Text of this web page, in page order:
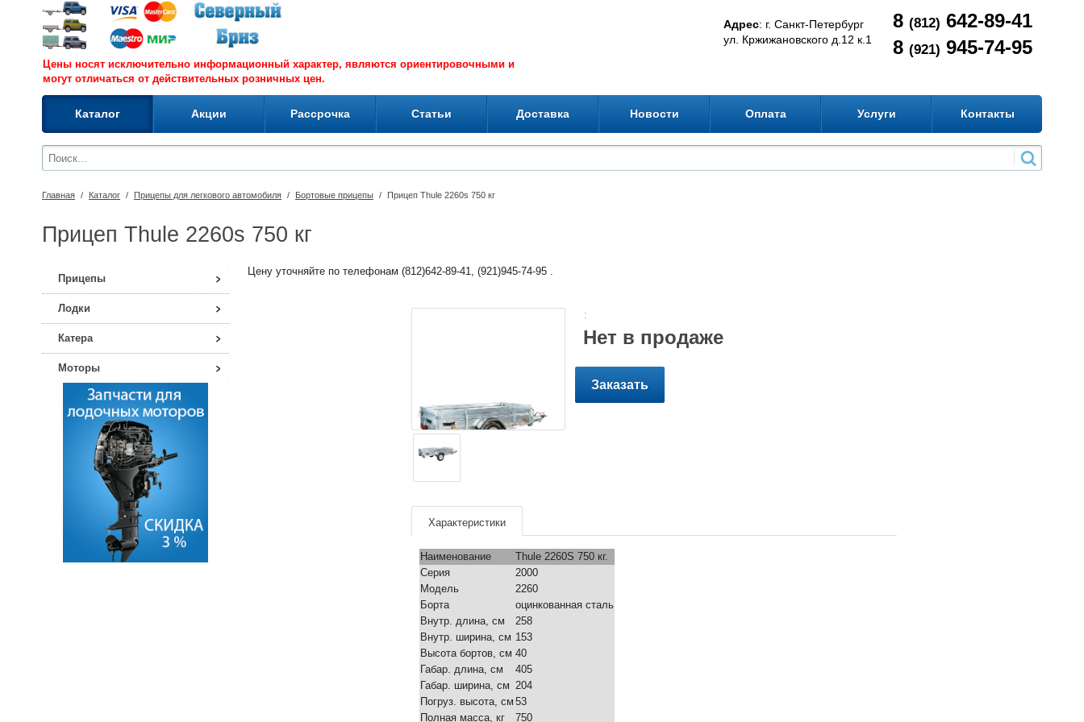
Цены носят исключительно информационный характер, являются ориентировочными и
могут отличаться от действительных розничных цен.
Адрес: г. Санкт-Петербург
ул. Кржижановского д.12 к.1
8 (812) 642-89-41
8 (921) 945-74-95
Каталог Акции Рассрочка Статьи Доставка Новости Оплата Услуги Контакты
Главная / Каталог / Прицепы для легкового автомобиля / Бортовые прицепы / Прицеп Thule 2260s 750 кг
Прицеп Thule 2260s 750 кг
Прицепы
Лодки
Катера
Моторы
Цену уточняйте по телефонам (812)642-89-41, (921)945-74-95 .
:
Нет в продаже
Заказать
Характеристики
Наименование
Thule 2260S 750 кг.
Серия
2000
Модель
2260
Борта
оцинкованная сталь
Внутр. длина, см
258
Внутр. ширина, см 153
Высота бортов, см 40
Габар. длина, см
405
Габар. ширина, см 204
Погруз. высота, см 53
Полная масса, кг
750